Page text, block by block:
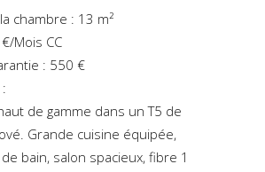
chambre : 13 m²
Mois CC
: 550 €
de gamme dans un T5 de
Grande cuisine équipée,
bain, salon spacieux, fibre 1